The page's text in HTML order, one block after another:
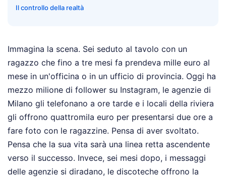
Il controllo della realtà
Immagina la scena. Sei seduto al tavolo con un
ragazzo che fino a tre mesi fa prendeva mille euro al
mese in un'officina o in un ufficio di provincia. Oggi ha
mezzo milione di follower su Instagram, le agenzie di
Milano gli telefonano a ore tarde e i locali della riviera
gli offrono quattromila euro per presentarsi due ore a
fare foto con le ragazzine. Pensa di aver svoltato.
Pensa che la sua vita sarà una linea retta ascendente
verso il successo. Invece, sei mesi dopo, i messaggi
delle agenzie si diradano, le discoteche offrono la